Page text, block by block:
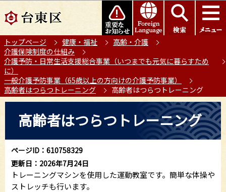
の
ー
ジ
の
先
頭
このページの本文へ移動
トップページ 健康・福祉
高齢・介護
介護保険制度の仕組み
介護予防・日常生活支援総合事業（いつまでも元気に暮らすため
に）
一般介護予防事業（65歳以上の方向けの介護予防事業）
高齢者はつらつトレーニング
高齢者はつらつトレーニング
か
高齢者はつらつトレーニング
ページID：610758329
更新日：2026年7月24日
トレーニングマシンを使用した運動教室です。簡単な体操や
ストレッチも行います。